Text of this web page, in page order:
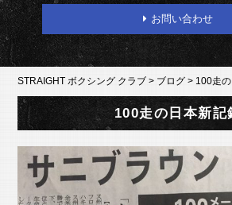
お問い合わせ
STRAIGHT ボクシング クラブ > ブログ > 100走
100走の日本新記